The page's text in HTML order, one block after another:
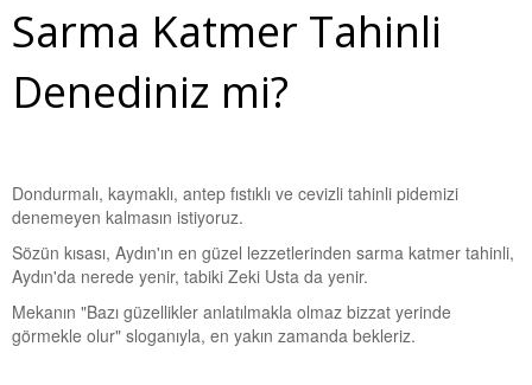
Sarma Katmer Tahinli
Denediniz mi?
Dondurmalı, kaymaklı, antep fıstıklı ve cevizli tahinli pidemizi
denemeyen kalmasın istiyoruz.
Sözün kısası, Aydın'ın en güzel lezzetlerinden sarma katmer tahinli,
Aydın'da nerede yenir, tabiki Zeki Usta da yenir.
Mekanın "Bazı güzellikler anlatılmakla olmaz bizzat yerinde
görmekle olur" sloganıyla, en yakın zamanda bekleriz.